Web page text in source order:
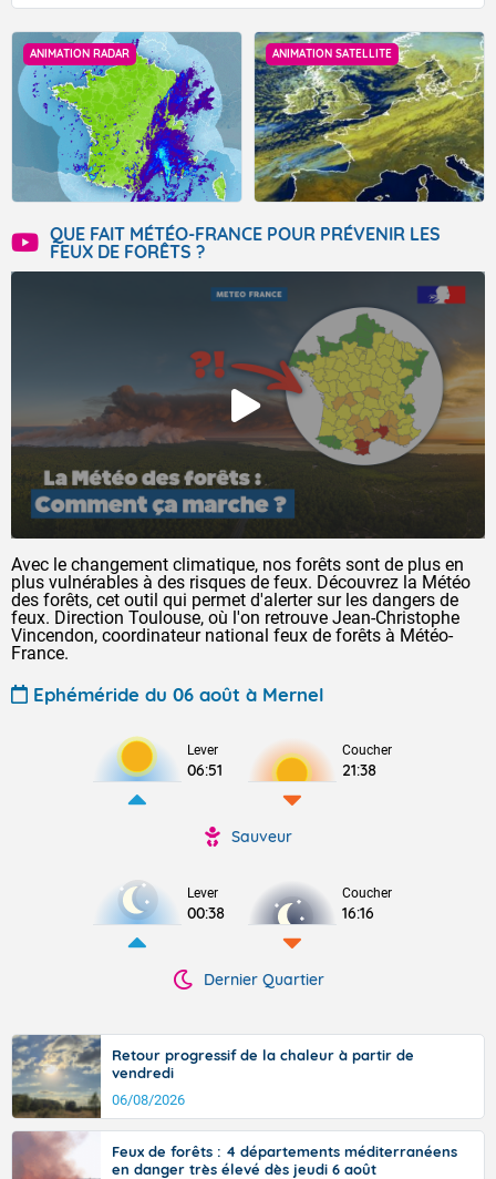
ANIMATION RADAR ANIMATION SATELLITE
QUE FAIT MÉTÉO-FRANCE POUR PRÉVENIR LES
FEUX DE FORÊTS ?
Avec le changement climatique, nos forêts sont de plus en
plus vulnérables à des risques de feux. Découvrez la Météo
des forêts, cet outil qui permet d'alerter sur les dangers de
feux. Direction Toulouse, où l'on retrouve Jean-Christophe
Vincendon, coordinateur national feux de forêts à Météo-
France.
Ephéméride du 06 août à Mernel
Lever
06:51
Coucher
21:38
Sauveur
Lever
00:38
Coucher
16:16
Dernier Quartier
Retour progressif de la chaleur à partir de
vendredi
06/08/2026
Feux de forêts : 4 départements méditerranéens
en danger très élevé dès jeudi 6 août